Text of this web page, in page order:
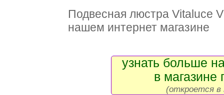
Подвесная люстра Vitaluce
нашем интернет магазине
узнать больше
в магазине
(откроется в